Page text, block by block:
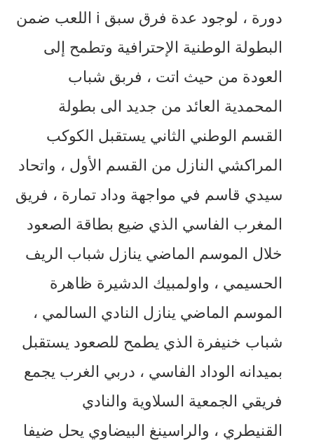
دورة ، لوجود عدة فرق سبق i اللعب ضمن
البطولة الوطنية الإحترافية وتطمح إلى
العودة من حيث اتت ، فربق شباب
المحمدية العائد من جديد الى بطولة
القسم الوطني الثاني يستقبل الكوكب
المراكشي النازل من القسم الأول ، واتحاد
سيدي قاسم في مواجهة وداد تمارة ، فريق
المغرب الفاسي الذي ضيع بطاقة الصعود
خلال الموسم الماضي ينازل شباب الريف
الحسيمي ، واولمبيك الدشيرة ظاهرة
الموسم الماضي ينازل النادي السالمي ،
شباب خنيفرة الذي يطمح للصعود يستقبل
بميدانه الوداد الفاسي ، دربي الغرب يجمع
فريقي الجمعية السلاوية والنادي
القنيطري ، والراسينغ البيضاوي يحل ضيفا